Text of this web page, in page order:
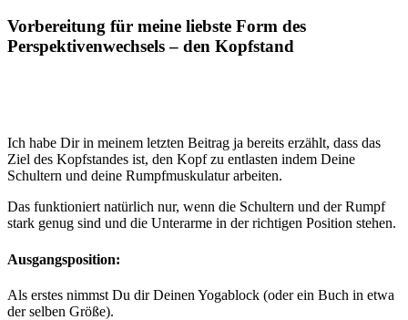
Vorbereitung für meine liebste Form des
Perspektivenwechsels – den Kopfstand
Ich habe Dir in meinem letzten Beitrag ja bereits erzählt, dass das
Ziel des Kopfstandes ist, den Kopf zu entlasten indem Deine
Schultern und deine Rumpfmuskulatur arbeiten.
Das funktioniert natürlich nur, wenn die Schultern und der Rumpf
stark genug sind und die Unterarme in der richtigen Position stehen.
Ausgangsposition:
Als erstes nimmst Du dir Deinen Yogablock (oder ein Buch in etwa
der selben Größe).